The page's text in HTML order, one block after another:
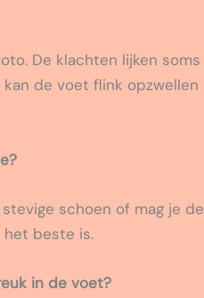
De klachten lijken soms
de voet flink opzwellen
schoen of mag je de
beste is.
in de voet?